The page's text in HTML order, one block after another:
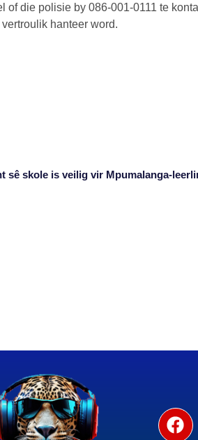
of die polisie by 086-001-0111 te
vertroulik hanteer word.
sê skole is veilig vir Mpumalanga-